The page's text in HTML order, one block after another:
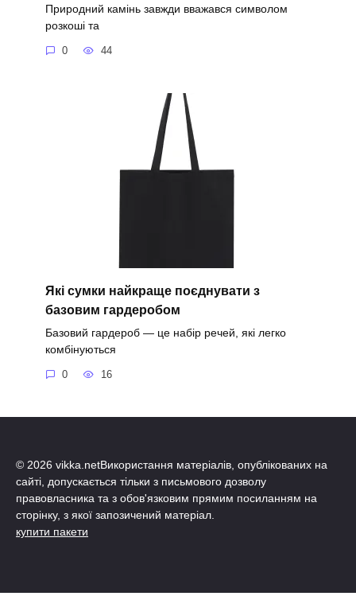
Природний камінь завжди вважався символом
розкоші та
0 44
Які сумки найкраще поєднувати з
базовим гардеробом
Базовий гардероб — це набір речей, які легко
комбінуються
0 16
© 2026 vikka.netВикористання матеріалів, опублікованих на
сайті, допускається тільки з письмового дозволу
правовласника та з обов'язковим прямим посиланням на
сторінку, з якої запозичений матеріал.
купити пакети